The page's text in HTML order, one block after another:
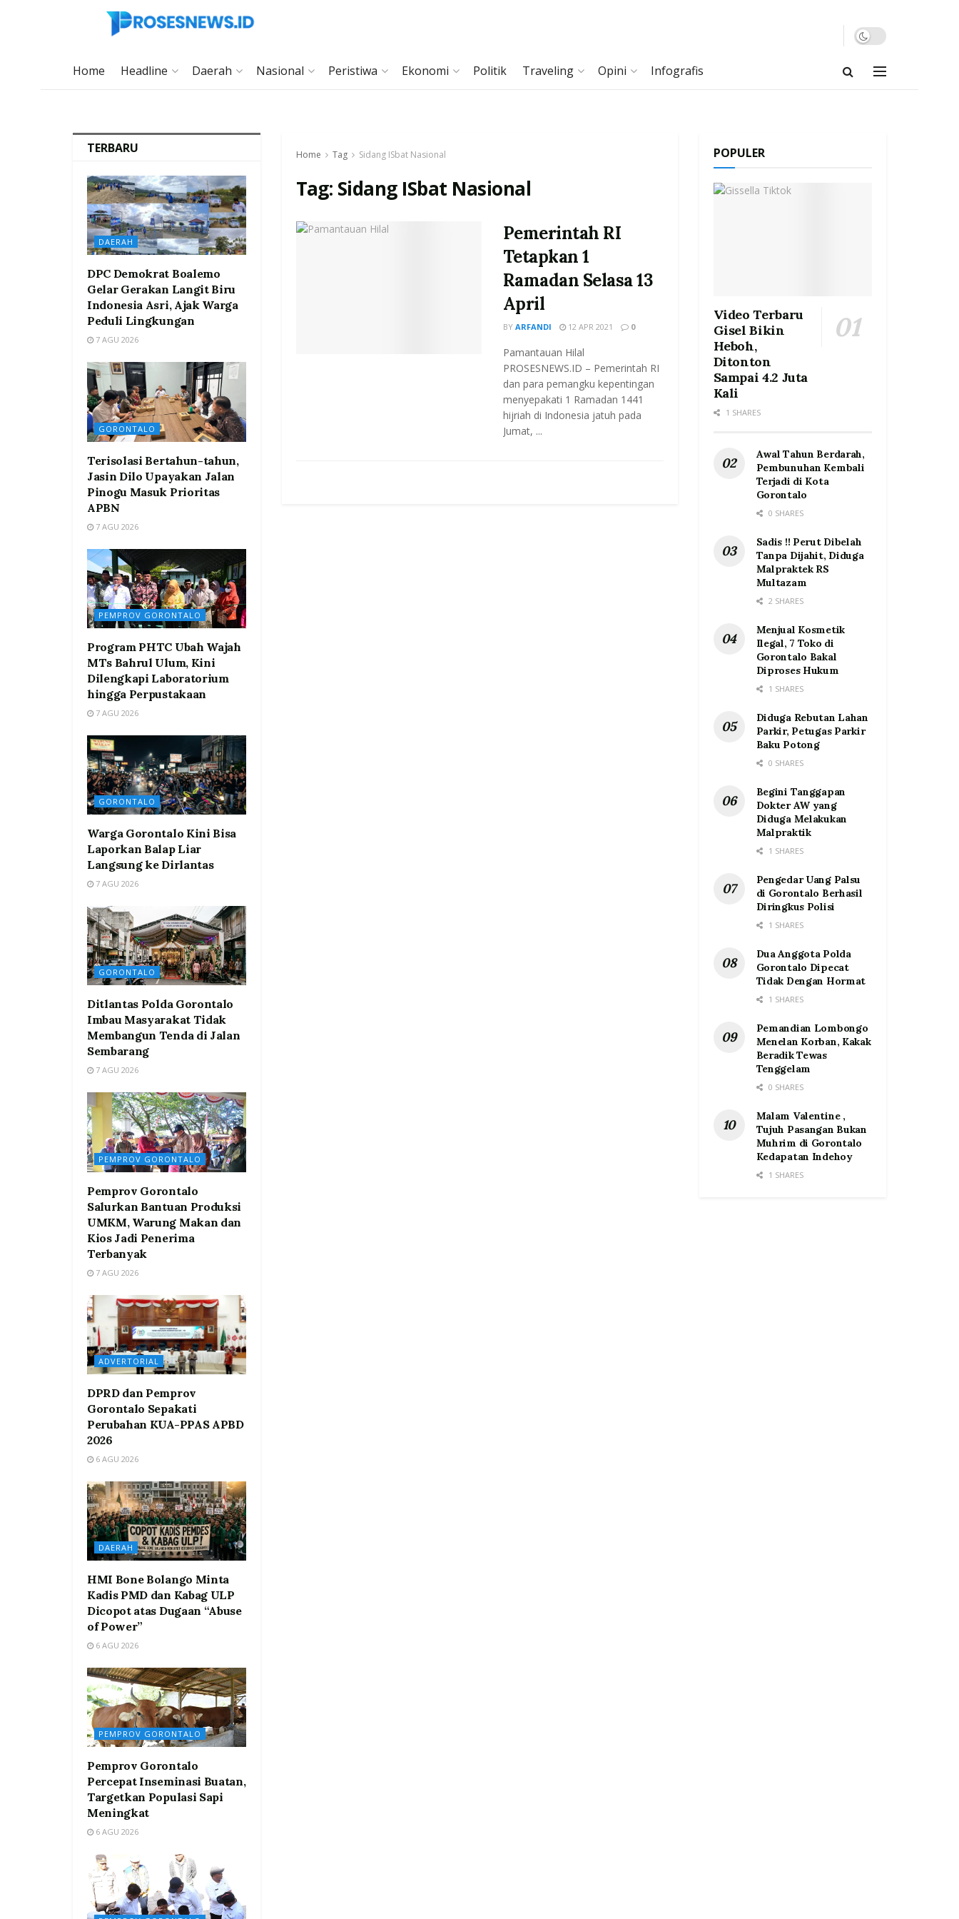
Home Headline Daerah Nasional Peristiwa Ekonomi Politik Traveling Opini Infografis
Home Tag Sidang ISbat Nasional
Tag: Sidang ISbat Nasional
Pemerintah RI
Tetapkan 1
Ramadan Selasa 13
April
BY ARFANDI 12 APR 2021 0
Pamantauan Hilal
PROSESNEWS.ID – Pemerintah RI
dan para pemangku kepentingan
menyepakati 1 Ramadan 1441
hijriah di Indonesia jatuh pada
Jumat, ...
TERBARU
DAERAH
DPC Demokrat Boalemo
Gelar Gerakan Langit Biru
Indonesia Asri, Ajak Warga
Peduli Lingkungan
7 AGU 2026
GORONTALO
Terisolasi Bertahun-tahun,
Jasin Dilo Upayakan Jalan
Pinogu Masuk Prioritas
APBN
7 AGU 2026
PEMPROV GORONTALO
Program PHTC Ubah Wajah
MTs Bahrul Ulum, Kini
Dilengkapi Laboratorium
hingga Perpustakaan
7 AGU 2026
GORONTALO
Warga Gorontalo Kini Bisa
Laporkan Balap Liar
Langsung ke Dirlantas
7 AGU 2026
GORONTALO
Ditlantas Polda Gorontalo
Imbau Masyarakat Tidak
Membangun Tenda di Jalan
Sembarang
7 AGU 2026
PEMPROV GORONTALO
Pemprov Gorontalo
Salurkan Bantuan Produksi
UMKM, Warung Makan dan
Kios Jadi Penerima
Terbanyak
7 AGU 2026
ADVERTORIAL
DPRD dan Pemprov
Gorontalo Sepakati
Perubahan KUA-PPAS APBD
2026
6 AGU 2026
DAERAH
HMI Bone Bolango Minta
Kadis PMD dan Kabag ULP
Dicopot atas Dugaan “Abuse
of Power”
6 AGU 2026
PEMPROV GORONTALO
Pemprov Gorontalo
Percepat Inseminasi Buatan,
Targetkan Populasi Sapi
Meningkat
6 AGU 2026
POPULER
Video Terbaru
Gisel Bikin
Heboh,
Ditonton
Sampai 4.2 Juta
Kali
1 SHARES
Awal Tahun Berdarah,
Pembunuhan Kembali
Terjadi di Kota
Gorontalo
0 SHARES
Sadis !! Perut Dibelah
Tanpa Dijahit, Diduga
Malpraktek RS
Multazam
2 SHARES
Menjual Kosmetik
Ilegal, 7 Toko di
Gorontalo Bakal
Diproses Hukum
1 SHARES
Diduga Rebutan Lahan
Parkir, Petugas Parkir
Baku Potong
0 SHARES
Begini Tanggapan
Dokter AW yang
Diduga Melakukan
Malpraktik
1 SHARES
Pengedar Uang Palsu
di Gorontalo Berhasil
Diringkus Polisi
1 SHARES
Dua Anggota Polda
Gorontalo Dipecat
Tidak Dengan Hormat
1 SHARES
Pemandian Lombongo
Menelan Korban, Kakak
Beradik Tewas
Tenggelam
0 SHARES
Malam Valentine ,
Tujuh Pasangan Bukan
Muhrim di Gorontalo
Kedapatan Indehoy
1 SHARES